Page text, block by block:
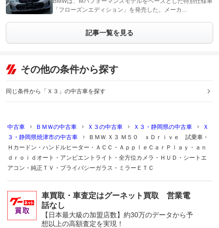
「フローズンエディション」を発売した。メーカ…
記事一覧を見る
その他の条件から探す
同じ条件から「Ｘ３」の中古車を探す
中古車 ＢＭＷの中古車 Ｘ３の中古車 Ｘ３・静岡県の中古車
Ｘ
３・静岡県焼津市の中古車
ＢＭＷ Ｘ３ Ｍ５０ ｘＤｒｉｖｅ 試乗車・
Ｈカードン・ハンドルヒーター・ＡＣＣ・ＡｐｐｌｅＣａｒＰｌａｙ・ａｎ
ｄｒｏｉｄオート・アンビエントライト・全方位カメラ・ＨＵＤ・シートエ
アコン・純正ＴＶ・プライバシーガラス・ミラーＥＴＣ
車買取・車査定はグーネット買取 営業電
話なし
【日本最大級の加盟店数】約30万のデータから予
想以上の高額査定を実現！